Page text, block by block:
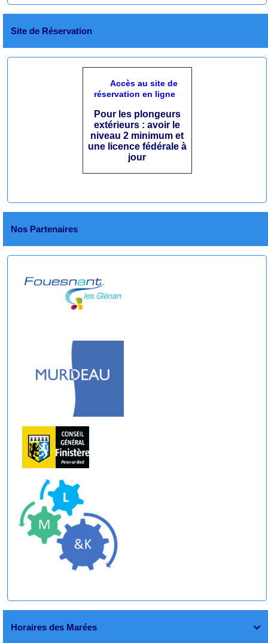
Site de Réservation
Accès au site de
réservation en ligne
Pour les plongeurs
extérieurs : avoir le
niveau 2 minimum et
une licence fédérale à
jour
Nos Partenaires

Horaires des Marées